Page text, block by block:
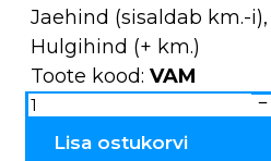
Jaehind (sisaldab km.-i),
Hulgihind (+ km.)
Toote kood: VAM
Kellukesed
portselanist
mini
kogusLisa ostukorvi